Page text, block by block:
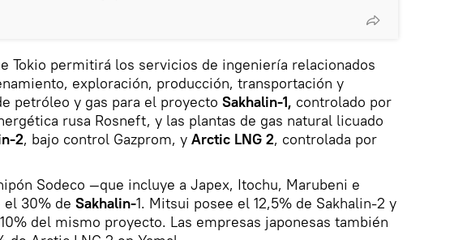
Tokio permitirá los servicios de ingeniería relacionados
exploración, producción, transportación y
petróleo y gas para el proyecto Sakhalin-1, controlado por
rusa Rosneft, y las plantas de gas natural licuado
2, bajo control Gazprom, y Arctic LNG 2, controlada por
Sodeco —que incluye a Japex, Itochu, Marubeni e
el 30% de Sakhalin-1. Mitsui posee el 12,5% de Sakhalin-2 y
del mismo proyecto. Las empresas japonesas también